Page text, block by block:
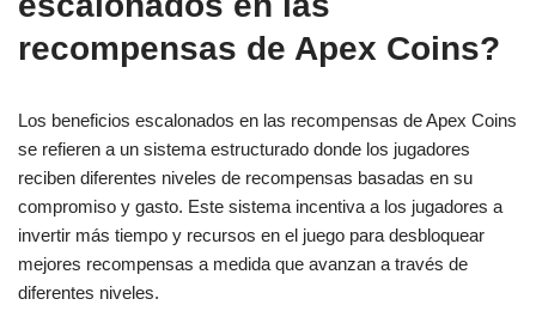
recompensas de Apex Coins?
Los beneficios escalonados en las recompensas de Apex Coins
se refieren a un sistema estructurado donde los jugadores
reciben diferentes niveles de recompensas basadas en su
compromiso y gasto. Este sistema incentiva a los jugadores a
invertir más tiempo y recursos en el juego para desbloquear
mejores recompensas a medida que avanzan a través de
diferentes niveles.